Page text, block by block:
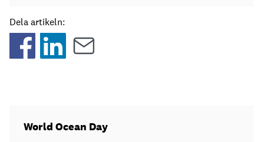
Dela artikeln:
World Ocean Day